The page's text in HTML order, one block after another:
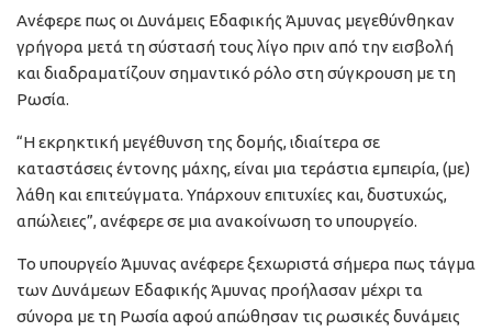
Ανέφερε πως οι Δυνάμεις Εδαφικής Άμυνας μεγεθύνθηκαν
γρήγορα μετά τη σύστασή τους λίγο πριν από την εισβολή
και διαδραματίζουν σημαντικό ρόλο στη σύγκρουση με τη
Ρωσία.
“Η εκρηκτική μεγέθυνση της δομής, ιδιαίτερα σε
καταστάσεις έντονης μάχης, είναι μια τεράστια εμπειρία, (με)
λάθη και επιτεύγματα. Υπάρχουν επιτυχίες και, δυστυχώς,
απώλειες”, ανέφερε σε μια ανακοίνωση το υπουργείο.
Το υπουργείο Άμυνας ανέφερε ξεχωριστά σήμερα πως τάγμα
των Δυνάμεων Εδαφικής Άμυνας προήλασαν μέχρι τα
σύνορα με τη Ρωσία αφού απώθησαν τις ρωσικές δυνάμεις